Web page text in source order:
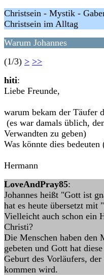
Christsein - Mystik -
Christsein im Alltag
Warum Johannes
(1/3) > >>
hiti:
Liebe Freunde,
warum bekam der Täufer
(es war damals üblich,
Verwandten zu geben)
Was könnte dies bedeuten
Hermann
LoveAndPray85:
Johannes heißt "Gott ist
hat es heute übersetzt mit
Vielleicht auch schon ein
Christi?
Die Menschen haben den
gebeten und Gott hat
Geburt des Vorläufers,
kommen wird.